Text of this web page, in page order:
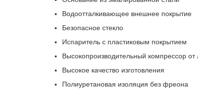
Водоотталкивающее внешнее покрытие
Безопасное стекло
Испаритель с пластиковым покрытием
Высокопроизводительный компрессор
Высокое качество изготовления
Полиуретановая изоляция без фреона